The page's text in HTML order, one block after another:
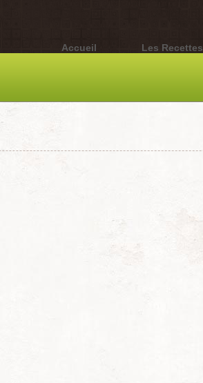
Accueil Les Recettes